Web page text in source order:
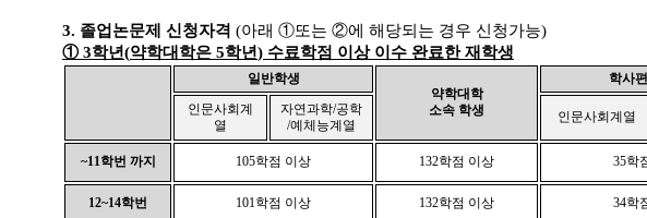
3. 졸업논문제 신청자격 (아래 ①또는 ②에 해당되는 경우 신청가능)
①3학년(약학대학은 5학년) 수료학점 이상 이수 완료한 재학생
일반학생
약학대학
소속 학생
학사
인문사회계
열
자연과학/공학
/예체능계열
인문사회계열
~11학번 까지 105학점 이상 132학점 이상 35학
12~14학번 101학점 이상 132학점 이상 34학